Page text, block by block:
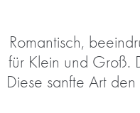
Romantisch,
für Klein und Groß.
Diese sanfte Art